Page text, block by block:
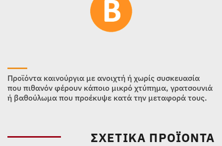
Προϊόντα καινούργια με ανοιχτή ή χωρίς συσκευασία
που πιθανόν φέρουν κάποιο μικρό χτύπημα, γρατσουνιά
ή βαθούλωμα που προέκυψε κατά την μεταφορά τους.
ΣΧΕΤΙΚΆ ΠΡΟΪΌΝΤΑ